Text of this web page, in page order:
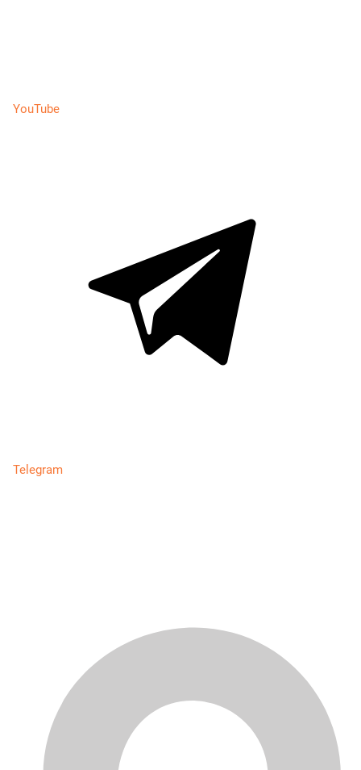
YouTube
Telegram